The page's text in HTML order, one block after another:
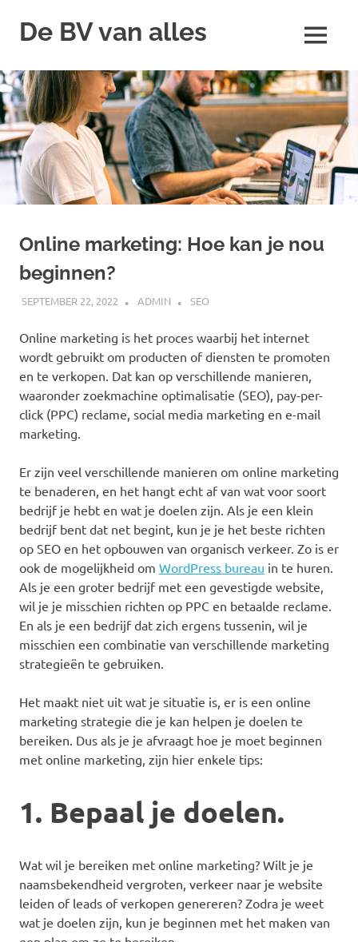
De BV van alles MENU
Online marketing: Hoe kan je nou
beginnen?
SEPTEMBER 22, 2022 ADMIN SEO
Online marketing is het proces waarbij het internet
wordt gebruikt om producten of diensten te promoten
en te verkopen. Dat kan op verschillende manieren,
waaronder zoekmachine optimalisatie (SEO), pay-per-
click (PPC) reclame, social media marketing en e-mail
marketing.
Er zijn veel verschillende manieren om online marketing
te benaderen, en het hangt echt af van wat voor soort
bedrijf je hebt en wat je doelen zijn. Als je een klein
bedrijf bent dat net begint, kun je je het beste richten
op SEO en het opbouwen van organisch verkeer. Zo is er
ook de mogelijkheid om WordPress bureau in te huren.
Als je een groter bedrijf met een gevestigde website,
wil je je misschien richten op PPC en betaalde reclame.
En als je een bedrijf dat zich ergens tussenin, wil je
misschien een combinatie van verschillende marketing
strategieën te gebruiken.
Het maakt niet uit wat je situatie is, er is een online
marketing strategie die je kan helpen je doelen te
bereiken. Dus als je je afvraagt hoe je moet beginnen
met online marketing, zijn hier enkele tips:
1. Bepaal je doelen.
Wat wil je bereiken met online marketing? Wilt je je
naamsbekendheid vergroten, verkeer naar je website
leiden of leads of verkopen genereren? Zodra je weet
wat je doelen zijn, kun je beginnen met het maken van